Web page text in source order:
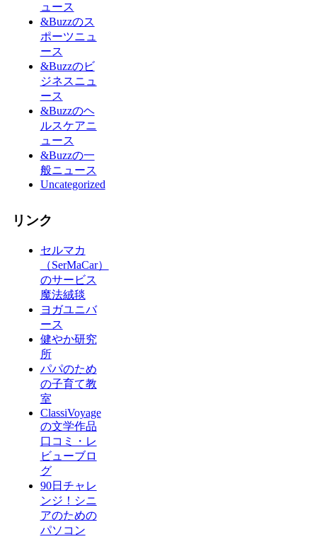
ュース
&Buzzのス
ポーツニュ
ース
&Buzzのビ
ジネスニュ
ース
&Buzzのヘ
ルスケアニ
ュース
&Buzzの一
般ニュース
Uncategorized
リンク
セルマカ
（SerMaCar）
のサービス
魔法絨毯
ヨガユニバ
ース
健やか研究
所
パパのため
の子育て教
室
ClassiVoyage
の文学作品
口コミ・レ
ビューブロ
グ
90日チャレ
ンジ！シニ
アのための
パソコン